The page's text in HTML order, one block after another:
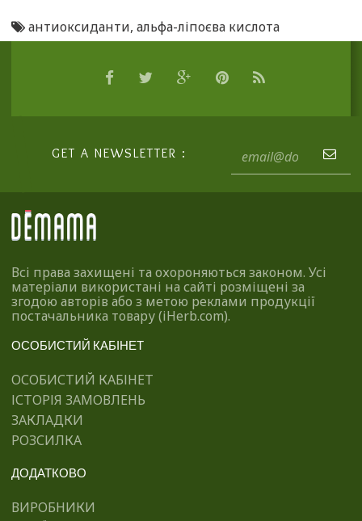
антиоксиданти, альфа-ліпоєва кислота
GET A NEWSLETTER :
Всі права захищені та охороняються законом. Усі
матеріали використані на сайті розміщені за
згодою авторів або з метою реклами продукції
постачальника товару (iHerb.com).
ОСОБИСТИЙ КАБІНЕТ
ОСОБИСТИЙ КАБІНЕТ
ІСТОРІЯ ЗАМОВЛЕНЬ
ЗАКЛАДКИ
РОЗСИЛКА
ДОДАТКОВО
ВИРОБНИКИ